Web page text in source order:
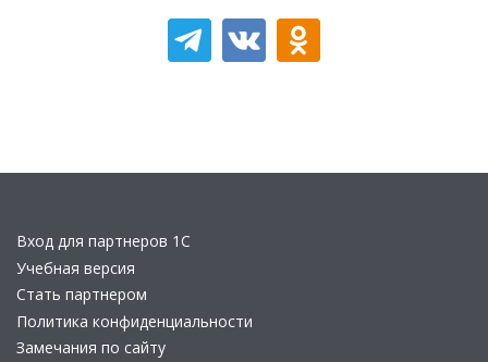
Вход для партнеров 1С
Учебная версия
Стать партнером
Политика конфиденциальности
Замечания по сайту